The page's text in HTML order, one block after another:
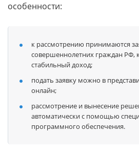
особенности:
к рассмотрению принимаются
совершеннолетних граждан РФ,
стабильный доход;
подать заявку можно в
онлайн;
рассмотрение и вынесение
автоматически с помощью
программного обеспечения.